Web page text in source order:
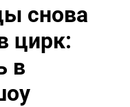
снова
цирк:
в